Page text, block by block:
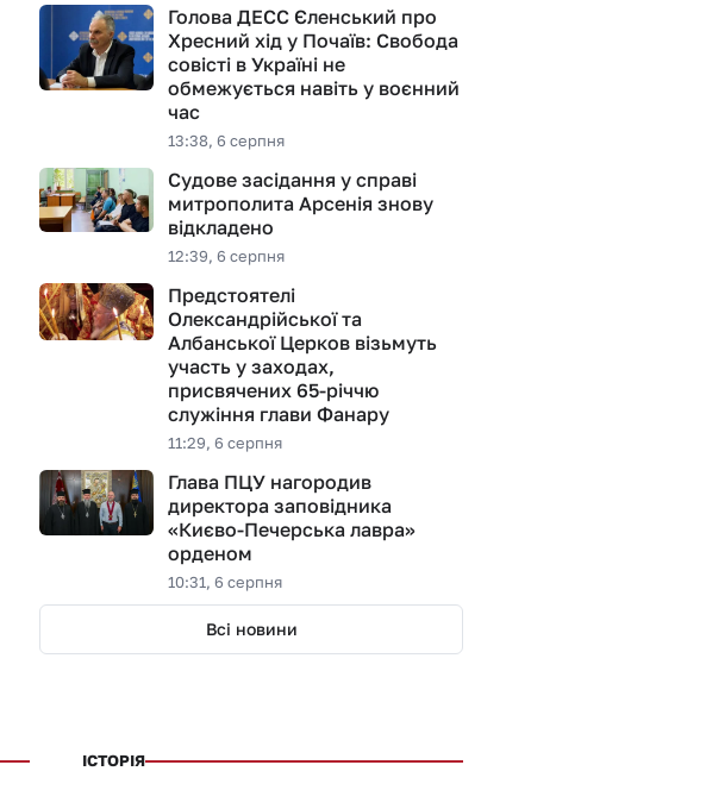
Голова ДЕСС Єленський про
Хресний хід у Почаїв: Свобода
совісті в Україні не
обмежується навіть у воєнний
час
13:38, 6 серпня
Судове засідання у справі
митрополита Арсенія знову
відкладено
12:39, 6 серпня
Предстоятелі
Олександрійської та
Албанської Церков візьмуть
участь у заходах,
присвячених 65-річчю
служіння глави Фанару
11:29, 6 серпня
Глава ПЦУ нагородив
директора заповідника
«Києво-Печерська лавра»
орденом
10:31, 6 серпня
Всі новини
ІСТОРІЯ